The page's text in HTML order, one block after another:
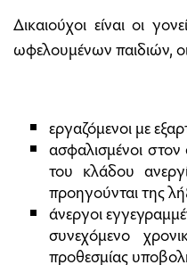
Δικαιούχοι είναι οι
ωφελουμένων παιδιών, οι
εργαζόμενοι με
ασφαλισμένοι
του κλάδου
προηγούνται της
άνεργοι
συνεχόμενο
προθεσμίας